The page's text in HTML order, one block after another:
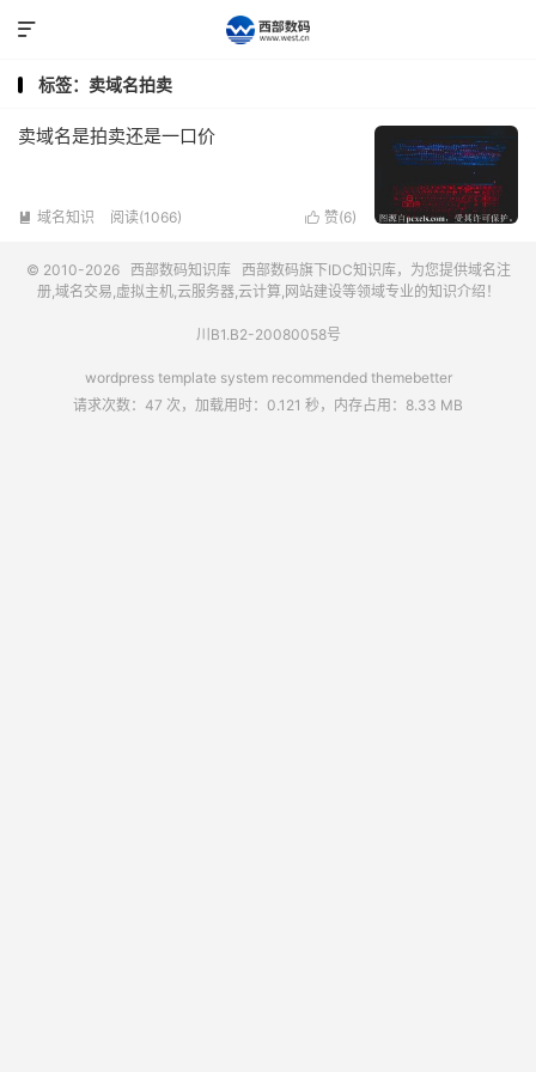

标签：卖域名拍卖
卖域名是拍卖还是一口价
 域名知识 阅读(1066)  赞(6)
© 2010-2026 西部数码知识库 西部数码旗下IDC知识库，为您提供域名注
册,域名交易,虚拟主机,云服务器,云计算,网站建设等领域专业的知识介绍！
川B1.B2-20080058号
wordpress template system recommended themebetter
请求次数：47 次，加载用时：0.121 秒，内存占用：8.33 MB